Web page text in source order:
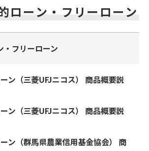
ローン・フリーローン
・フリーローン
ン（三菱UFJニコス） 商品概要説
ン（三菱UFJニコス） 商品概要説
ン（群馬県農業信用基金協会） 商